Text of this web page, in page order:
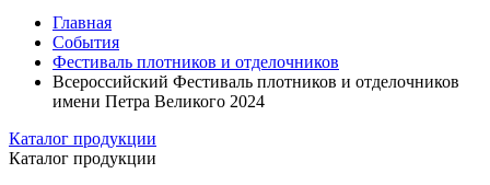
Главная
События
Фестиваль плотников и отделочников
Всероссийский Фестиваль плотников и отделочников
имени Петра Великого 2024
Каталог продукции
Каталог продукции